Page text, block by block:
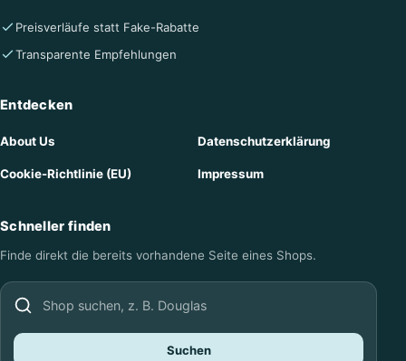
Preisverläufe statt Fake-Rabatte
Transparente Empfehlungen
Entdecken
About Us Datenschutzerklärung
Cookie-Richtlinie (EU) Impressum
Schneller finden
Finde direkt die bereits vorhandene Seite eines Shops.
Shop suchen
Suchen